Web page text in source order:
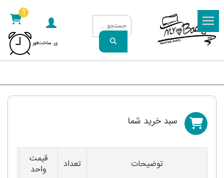
1
سبد خريد شما
توضیحات تعداد
قیمت
واحد